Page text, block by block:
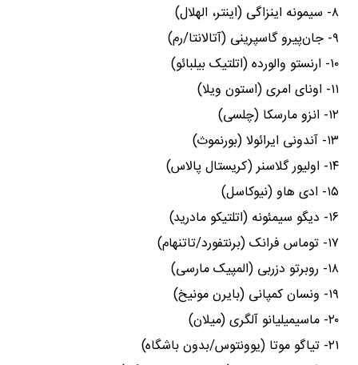
۸- سیمونه اینزاگی (اینتر، الهلال)
۹- جان‌پیرو گاسپرینی (آتالانتا/رم)
۱۰- ارنستو والورده (اتلتیک بیلبائو)
۱۱- اونای امری (استون ویلا)
۱۲- انزو مارسکا (چلسی)
۱۳- آندونی ایرائولا (بورنموث)
۱۴- اولیور گلاسنر (کریستال پالاس)
۱۵- ادی هاو (نیوکاسل)
۱۶- دیگو سیمئونه (اتلتیکو مادرید)
۱۷- توماس فرانک (برنتفورد/تاتنهام)
۱۸- روبرتو دزربی (المپیک مارسی)
۱۹- ونسان کمپانی (بایرن مونیخ)
۲۰- ماسیمیلیانو آلگری (میلان)
۲۱- تیاگو موتا (یوونتوس/بدون باشگاه)